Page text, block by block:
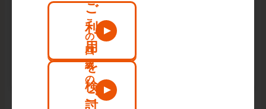
オンライン会議も
固まらない！
オンライン会議中も映像や音声が固まることなく、スト